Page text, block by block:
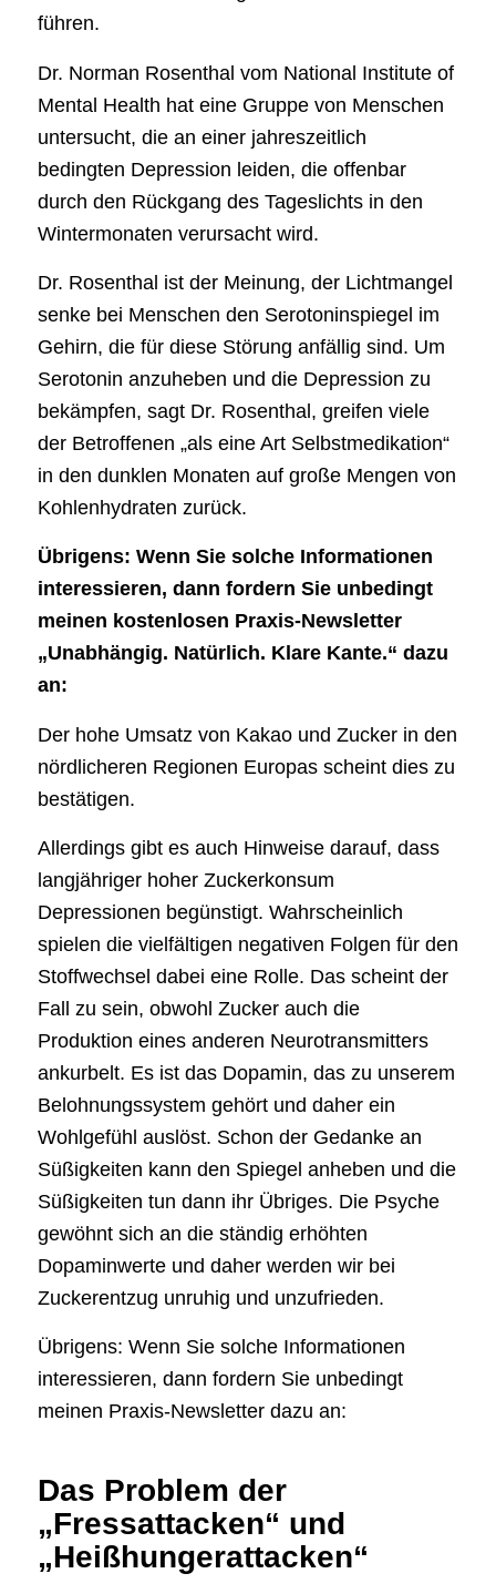
führen.
Dr. Norman Rosenthal vom National Institute of
Mental Health hat eine Gruppe von Menschen
untersucht, die an einer jahreszeitlich
bedingten Depression leiden, die offenbar
durch den Rückgang des Tageslichts in den
Wintermonaten verursacht wird.
Dr. Rosenthal ist der Meinung, der Lichtmangel
senke bei Menschen den Serotoninspiegel im
Gehirn, die für diese Störung anfällig sind. Um
Serotonin anzuheben und die Depression zu
bekämpfen, sagt Dr. Rosenthal, greifen viele
der Betroffenen „als eine Art Selbstmedikation“
in den dunklen Monaten auf große Mengen von
Kohlenhydraten zurück.
Übrigens: Wenn Sie solche Informationen
interessieren, dann fordern Sie unbedingt
meinen kostenlosen Praxis-Newsletter
„Unabhängig. Natürlich. Klare Kante.“ dazu
an:
Der hohe Umsatz von Kakao und Zucker in den
nördlicheren Regionen Europas scheint dies zu
bestätigen.
Allerdings gibt es auch Hinweise darauf, dass
langjähriger hoher Zuckerkonsum
Depressionen begünstigt. Wahrscheinlich
spielen die vielfältigen negativen Folgen für den
Stoffwechsel dabei eine Rolle. Das scheint der
Fall zu sein, obwohl Zucker auch die
Produktion eines anderen Neurotransmitters
ankurbelt. Es ist das Dopamin, das zu unserem
Belohnungssystem gehört und daher ein
Wohlgefühl auslöst. Schon der Gedanke an
Süßigkeiten kann den Spiegel anheben und die
Süßigkeiten tun dann ihr Übriges. Die Psyche
gewöhnt sich an die ständig erhöhten
Dopaminwerte und daher werden wir bei
Zuckerentzug unruhig und unzufrieden.
Übrigens: Wenn Sie solche Informationen
interessieren, dann fordern Sie unbedingt
meinen Praxis-Newsletter dazu an:
Das Problem der
„Fressattacken“ und
„Heißhungerattacken“